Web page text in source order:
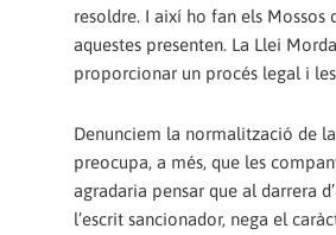
resoldre. I així ho fan els Mossos
aquestes presenten. La Llei
proporcionar un procés legal i
Denunciem la normalització de
preocupa, a més, que les
agradaria pensar que al darrera
l’escrit sancionador, nega el